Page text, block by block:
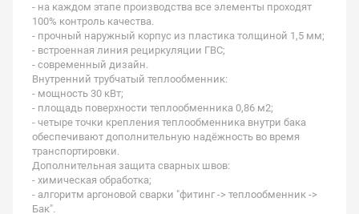
- на каждом этапе производства все элементы проходят
100% контроль качества.
- прочный наружный корпус из пластика толщиной 1,5 мм;
- встроенная линия рециркуляции ГВС;
- современный дизайн.
Внутренний трубчатый теплообменник:
- мощность 30 кВт;
- площадь поверхности теплообменника 0,86 м2;
- четыре точки крепления теплообменника внутри бака
обеспечивают дополнительную надёжность во время
транспортировки.
Дополнительная защита сварных швов:
- химическая обработка;
- алгоритм аргоновой сварки "фитинг -> теплообменник ->
Бак".